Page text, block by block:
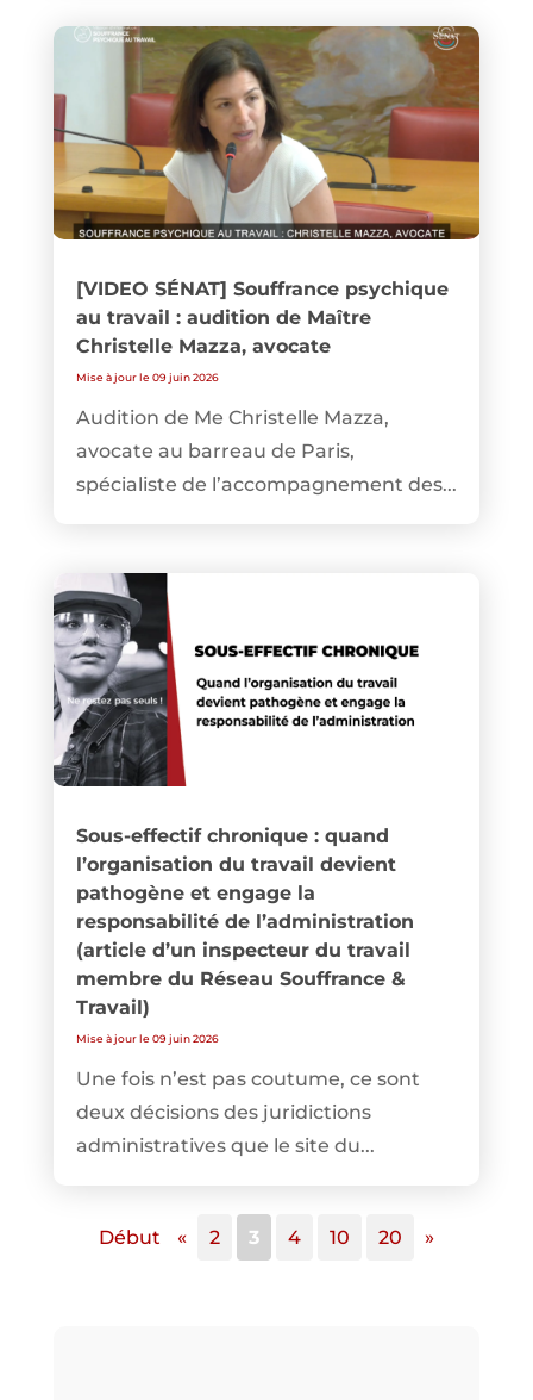
[VIDEO SÉNAT] Souffrance psychique
au travail : audition de Maître
Christelle Mazza, avocate
Mise à jour le 09 juin 2026
Audition de Me Christelle Mazza,
avocate au barreau de Paris,
spécialiste de l’accompagnement des...
Sous-effectif chronique : quand
l’organisation du travail devient
pathogène et engage la
responsabilité de l’administration
(article d’un inspecteur du travail
membre du Réseau Souffrance &
Travail)
Mise à jour le 09 juin 2026
Une fois n’est pas coutume, ce sont
deux décisions des juridictions
administratives que le site du...
Début « 2 3 4 10 20 »